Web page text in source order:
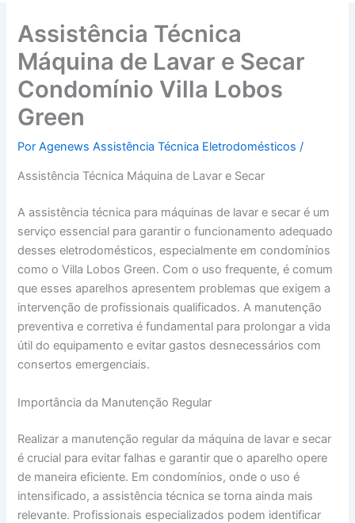
Assistência Técnica
Máquina de Lavar e Secar
Condomínio Villa Lobos
Green
PorAgenews Assistência Técnica Eletrodomésticos/
Assistência Técnica Máquina de Lavar e Secar
A assistência técnica para máquinas de lavar e secar é um
serviço essencial para garantir o funcionamento adequado
desses eletrodomésticos, especialmente em condomínios
como o Villa Lobos Green. Com o uso frequente, é comum
que esses aparelhos apresentem problemas que exigem a
intervenção de profissionais qualificados. A manutenção
preventiva e corretiva é fundamental para prolongar a vida
útil do equipamento e evitar gastos desnecessários com
consertos emergenciais.
Importância da Manutenção Regular
Realizar a manutenção regular da máquina de lavar e secar
é crucial para evitar falhas e garantir que o aparelho opere
de maneira eficiente. Em condomínios, onde o uso é
intensificado, a assistência técnica se torna ainda mais
relevante. Profissionais especializados podem identificar